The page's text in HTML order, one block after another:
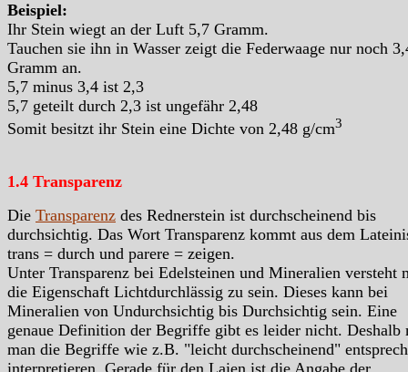
Beispiel:
Ihr Stein wiegt an der Luft 5,7 Gramm.
Tauchen sie ihn in Wasser zeigt die Federwaage nur noch
Gramm an.
5,7 minus 3,4 ist 2,3
5,7 geteilt durch 2,3 ist ungefähr 2,48
Somit besitzt ihr Stein eine Dichte von 2,48 g/cm3
1.4 Transparenz
Die Transparenz des Rednerstein ist durchscheinend bis
durchsichtig. Das Wort Transparenz kommt aus dem
trans = durch und parere = zeigen.
Unter Transparenz bei Edelsteinen und Mineralien versteht
die Eigenschaft Lichtdurchlässig zu sein. Dieses kann bei
Mineralien von Undurchsichtig bis Durchsichtig sein. Eine
genaue Definition der Begriffe gibt es leider nicht. Deshalb
man die Begriffe wie z.B. "leicht durchscheinend"